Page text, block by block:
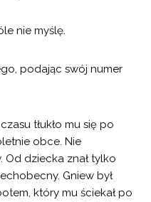
nie myślę.
podając swój numer
tłukło mu się po
obce. Nie
Od dziecka znał tylko
Gniew był
który mu ściekał po